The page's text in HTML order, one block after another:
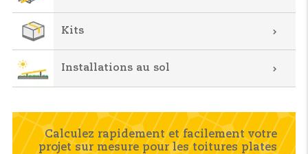
Kits
Installations au sol
Calculez rapidement et facilement votre
projet sur mesure pour les toitures plates